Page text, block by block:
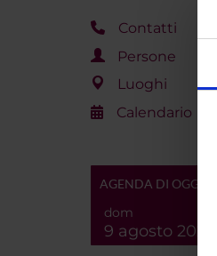
Contatti
Persone
Luoghi
Calendario
AGENDA DI OGGI
dom
9 agosto 2026